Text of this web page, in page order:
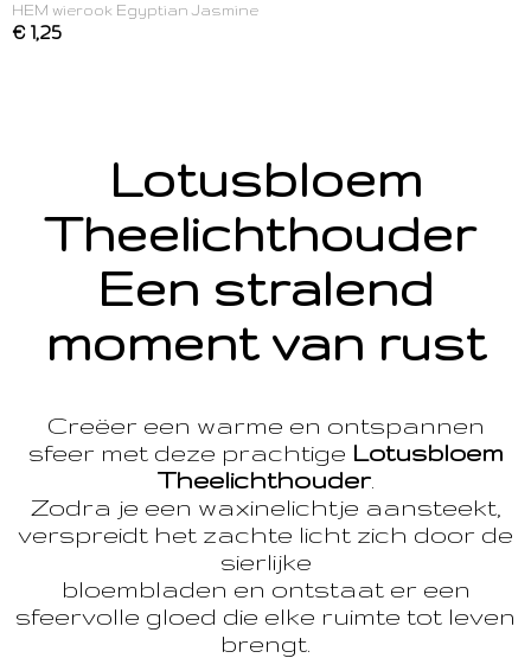
HEM wierook Egyptian Jasmine
€ 1,25
Lotusbloem
Theelichthouder
Een stralend
moment van rust
Creëer een warme en ontspannen
sfeer met deze prachtige Lotusbloem
Theelichthouder.
Zodra je een waxinelichtje aansteekt,
verspreidt het zachte licht zich door de
sierlijke
bloembladen en ontstaat er een
sfeervolle gloed die elke ruimte tot leven
brengt.